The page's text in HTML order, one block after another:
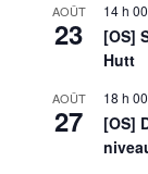
AOÛT
23
14 h
[OS]
Hutt
AOÛT
27
18 h
[OS]